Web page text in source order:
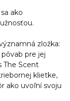
ako
zložka:
pre jej
The Scent
klietke,
ako uvoľní svoju